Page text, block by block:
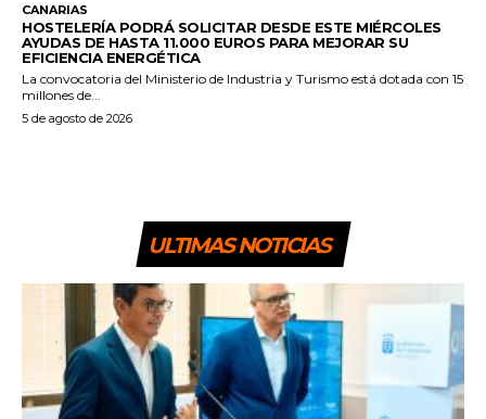
CANARIAS
HOSTELERÍA PODRÁ SOLICITAR DESDE ESTE MIÉRCOLES
AYUDAS DE HASTA 11.000 EUROS PARA MEJORAR SU
EFICIENCIA ENERGÉTICA
La convocatoria del Ministerio de Industria y Turismo está dotada con 15
millones de...
5 de agosto de 2026
ULTIMAS NOTICIAS